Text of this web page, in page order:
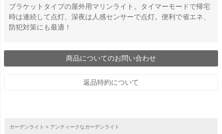
ブラケットタイプの屋外用マリンライト。タイマーモードで帰宅
時は連続して点灯、深夜は人感センサーで点灯。便利で省エネ、
防犯対策にも最適！
商品についてのお問い合わせ
返品特約について
ガーデンライト アンティークなガーデンライト